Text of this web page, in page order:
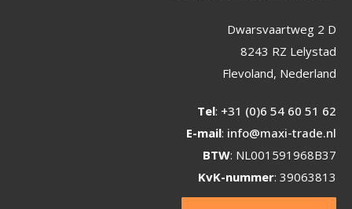
Dwarsvaartweg 2 D
8243 RZ Lelystad
Flevoland, Nederland
Tel: +31 (0)6 54 60 51 62
E-mail: info@maxi-trade.nl
BTW: NL001591968B37
KvK-nummer: 39063813